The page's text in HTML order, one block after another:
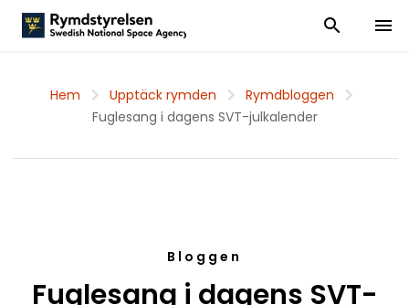
Visa och dölj
Visa
Hem Upptäck rymden
Rymdbloggen
Fuglesang i dagens SVT-julkalender
Bloggen
Fuglesang i dagens SVT-